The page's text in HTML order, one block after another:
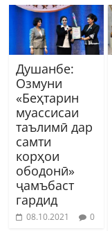
Душанбе:
Озмуни
«Беҳтарин
муассисаи
таълимӣ дар
самти
корҳои
ободонӣ»
ҷамъбаст
гардид
08.10.2021 0